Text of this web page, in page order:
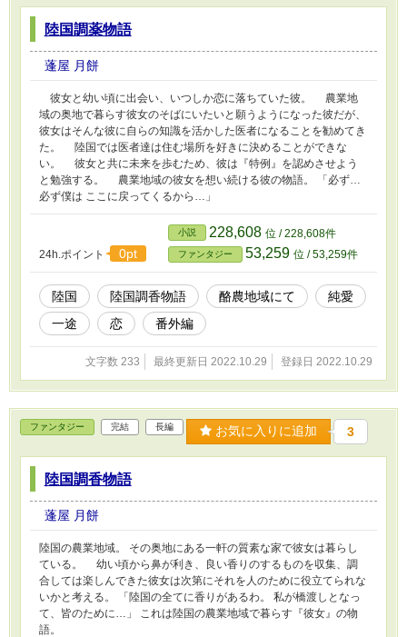
陸国調薬物語
蓬屋 月餅
彼女と幼い頃に出会い、いつしか恋に落ちていた彼。 農業地
域の奥地で暮らす彼女のそばにいたいと願うようになった彼だが、
彼女はそんな彼に自らの知識を活かした医者になることを勧めてき
た。 陸国では医者達は住む場所を好きに決めることができな
い。 彼女と共に未来を歩むため、彼は『特例』を認めさせよう
と勉強する。 農業地域の彼女を想い続ける彼の物語。 「必ず…
必ず僕は ここに戻ってくるから…」
24h.ポイント 0pt
小説 228,608 位 / 228,608件
ファンタジー 53,259 位 / 53,259件
陸国 陸国調香物語 酪農地域にて
純愛
一途
恋 番外編
文字数 233 最終更新日 2022.10.29 登録日 2022.10.29
ファンタジー 完結 長編 お気に入りに追加 3
陸国調香物語
蓬屋 月餅
陸国の農業地域。 その奥地にある一軒の質素な家で彼女は暮らし
ている。 幼い頃から鼻が利き、良い香りのするものを収集、調
合しては楽しんできた彼女は次第にそれを人のために役立てられな
いかと考える。 「陸国の全てに香りがあるわ。 私が橋渡しとなっ
て、皆のために…」 これは陸国の農業地域で暮らす『彼女』の物
語。